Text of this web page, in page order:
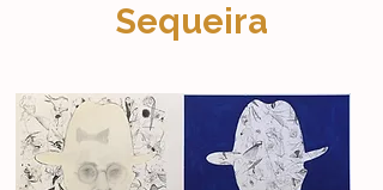
Sequeira